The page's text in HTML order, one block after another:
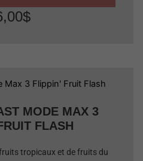
$
MODE MAX 3
FLASH
tropicaux et de fruits du